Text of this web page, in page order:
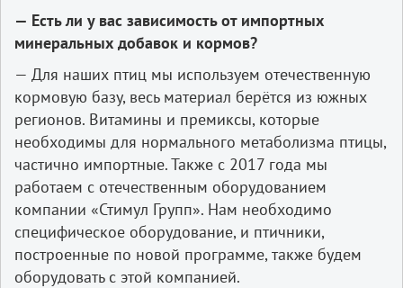
— Есть ли у вас зависимость от импортных
минеральных добавок и кормов?
— Для наших птиц мы используем отечественную
кормовую базу, весь материал берётся из южных
регионов. Витамины и премиксы, которые
необходимы для нормального метаболизма птицы,
частично импортные. Также с 2017 года мы
работаем с отечественным оборудованием
компании «Стимул Групп». Нам необходимо
специфическое оборудование, и птичники,
построенные по новой программе, также будем
оборудовать с этой компанией.